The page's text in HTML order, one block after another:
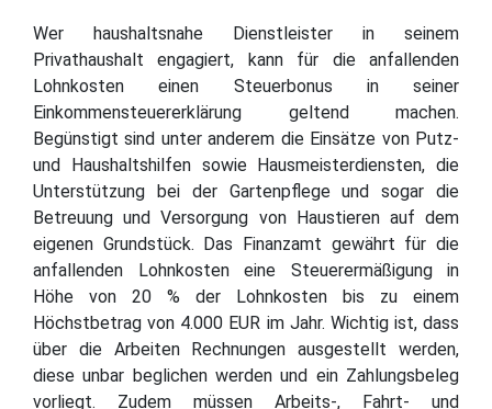
Wer haushaltsnahe Dienstleister in seinem
Privathaushalt engagiert, kann für die anfallenden
Lohnkosten einen Steuerbonus in seiner
Einkommensteuererklärung geltend machen.
Begünstigt sind unter anderem die Einsätze von Putz-
und Haushaltshilfen sowie Hausmeisterdiensten, die
Unterstützung bei der Gartenpflege und sogar die
Betreuung und Versorgung von Haustieren auf dem
eigenen Grundstück. Das Finanzamt gewährt für die
anfallenden Lohnkosten eine Steuerermäßigung in
Höhe von 20 % der Lohnkosten bis zu einem
Höchstbetrag von 4.000 EUR im Jahr. Wichtig ist, dass
über die Arbeiten Rechnungen ausgestellt werden,
diese unbar beglichen werden und ein Zahlungsbeleg
vorliegt. Zudem müssen Arbeits-, Fahrt- und